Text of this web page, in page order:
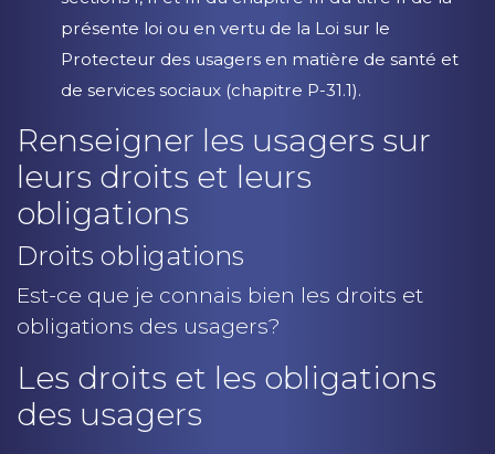
présente loi ou en vertu de la Loi sur le
Protecteur des usagers en matière de santé et
de services sociaux (chapitre P-31.1).
Renseigner les usagers sur
leurs droits et leurs
obligations
Droits obligations
Est-ce que je connais bien les droits et
obligations des usagers?
Les droits et les obligations
des usagers